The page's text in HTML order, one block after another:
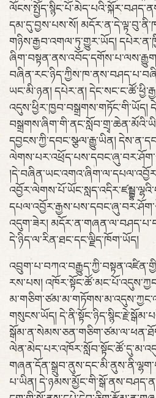
དམ་དུ་བྱས་པས་སོ།
གཉིས་རྒྱབ་འགལ་ཏུ་གྱུར་ཡོད།
ཡང་མི་ཉན། དཔེར་ན།
འདུས་ཕྱིར་ཁྱབ་བསྒྲགས་གཏོང་གི་ཡོད།
དབྱངས་ཀྱི་དབང་སྩལ་རྒྱུ་ཡིན།
འདུག་ཟེར།
དེ་ཉིད་ལ་རིན་ཐང་དང་ལྗིད་ཁོག་ཡོད།
རས་པས།
གསུངས་ཡོད།
པ་ཡིན།